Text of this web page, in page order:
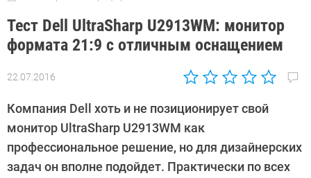
Тест Dell UltraSharp U2913WM: монитор
формата 21:9 с отличным оснащением
22.07.2016
Автор:
Suslov
Компания Dell хоть и не позиционирует свой
монитор UltraSharp U2913WM как
профессиональное решение, но для дизайнерских
задач он вполне подойдет. Практически по всех